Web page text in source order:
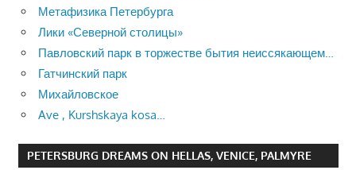
Метафизика Петербурга
Лики «Северной столицы»
Павловский парк в торжестве бытия неиссякающем…
Гатчинский парк
Михайловское
Ave , Kurshskaya kosa…
PETERSBURG DREAMS ON HELLAS, VENICE, PALMYRE